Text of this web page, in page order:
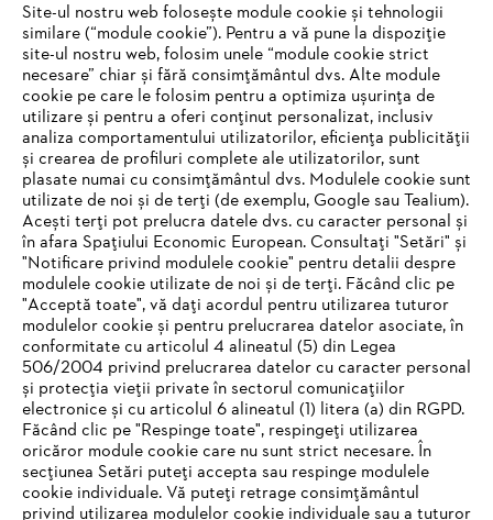
#STIHL
STIHL Romania
Informaţii Utile
IHR BROWSER WIRD NICHT
UNTERSTÜTZT
Site-ul nostru web folosește module cookie și tehnologii
similare (“module cookie”). Pentru a vă pune la dispoziție
site-ul nostru web, folosim unele “module cookie strict
necesare” chiar și fără consimțământul dvs. Alte module
cookie pe care le folosim pentru a optimiza ușurința de
utilizare și pentru a oferi conținut personalizat, inclusiv
analiza comportamentului utilizatorilor, eficiența publicității
și crearea de profiluri complete ale utilizatorilor, sunt
plasate numai cu consimțământul dvs. Modulele cookie sunt
utilizate de noi și de terți (de exemplu, Google sau Tealium).
Acești terți pot prelucra datele dvs. cu caracter personal și
în afara Spațiului Economic European. Consultați "Setări" și
"Notificare privind modulele cookie" pentru detalii despre
modulele cookie utilizate de noi și de terți. Făcând clic pe
"Acceptă toate", vă dați acordul pentru utilizarea tuturor
modulelor cookie și pentru prelucrarea datelor asociate, în
conformitate cu articolul 4 alineatul (5) din Legea
506/2004 privind prelucrarea datelor cu caracter personal
și protecția vieții private în sectorul comunicațiilor
electronice și cu articolul 6 alineatul (1) litera (a) din RGPD.
Făcând clic pe "Respinge toate", respingeți utilizarea
oricăror module cookie care nu sunt strict necesare. În
secțiunea Setări puteți accepta sau respinge modulele
cookie individuale. Vă puteți retrage consimțământul
privind utilizarea modulelor cookie individuale sau a tuturor